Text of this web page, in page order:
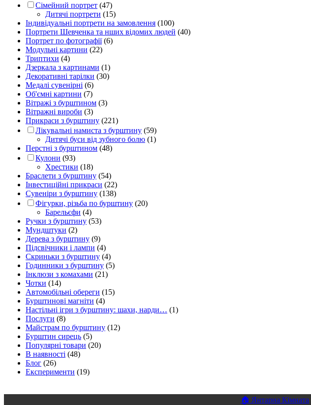
Сімейний портрет (47)
Дитячі портрети (15)
Індивідуальні портрети на замовлення (100)
Портрети Шевченка та нших відомих людей (40)
Портрет по фотографії(6)
Модульні картини (22)
Триптихи (4)
Дзеркала з картинами (1)
Декоративні тарілки (30)
Медалі сувенірні (6)
Об'ємні картини (7)
Вітражі з бурштином (3)
Вітражні вироби (3)
Прикраси з бурштину (221)
Лікувальні намиста з бурштину (59)
Дитячі буси від зубного болю (1)
Перстні з бурштином (48)
Кулони (93)
Хрестики (18)
Браслети з бурштину (54)
Інвестиційні прикраси (22)
Сувеніри з бурштину (138)
Фігурки, різьба по бурштину (20)
Барельєфи (4)
Ручки з бурштину (53)
Мундштуки (2)
Дерева з бурштину (9)
Підсвічники і лампи (4)
Скриньки з бурштину (4)
Годинники з бурштину (5)
Інклюзи з комахами (21)
Чотки (14)
Автомобільні обереги (15)
Бурштинові магніти (4)
Настільні ігри з бурштину: шахи, нарди… (1)
Послуги (8)
Майстрам по бурштину (12)
Бурштин сирець (5)
Популярні товари (20)
В наявності (48)
Блог (26)
Експерименти (19)
🏠 Янтарна Кімната